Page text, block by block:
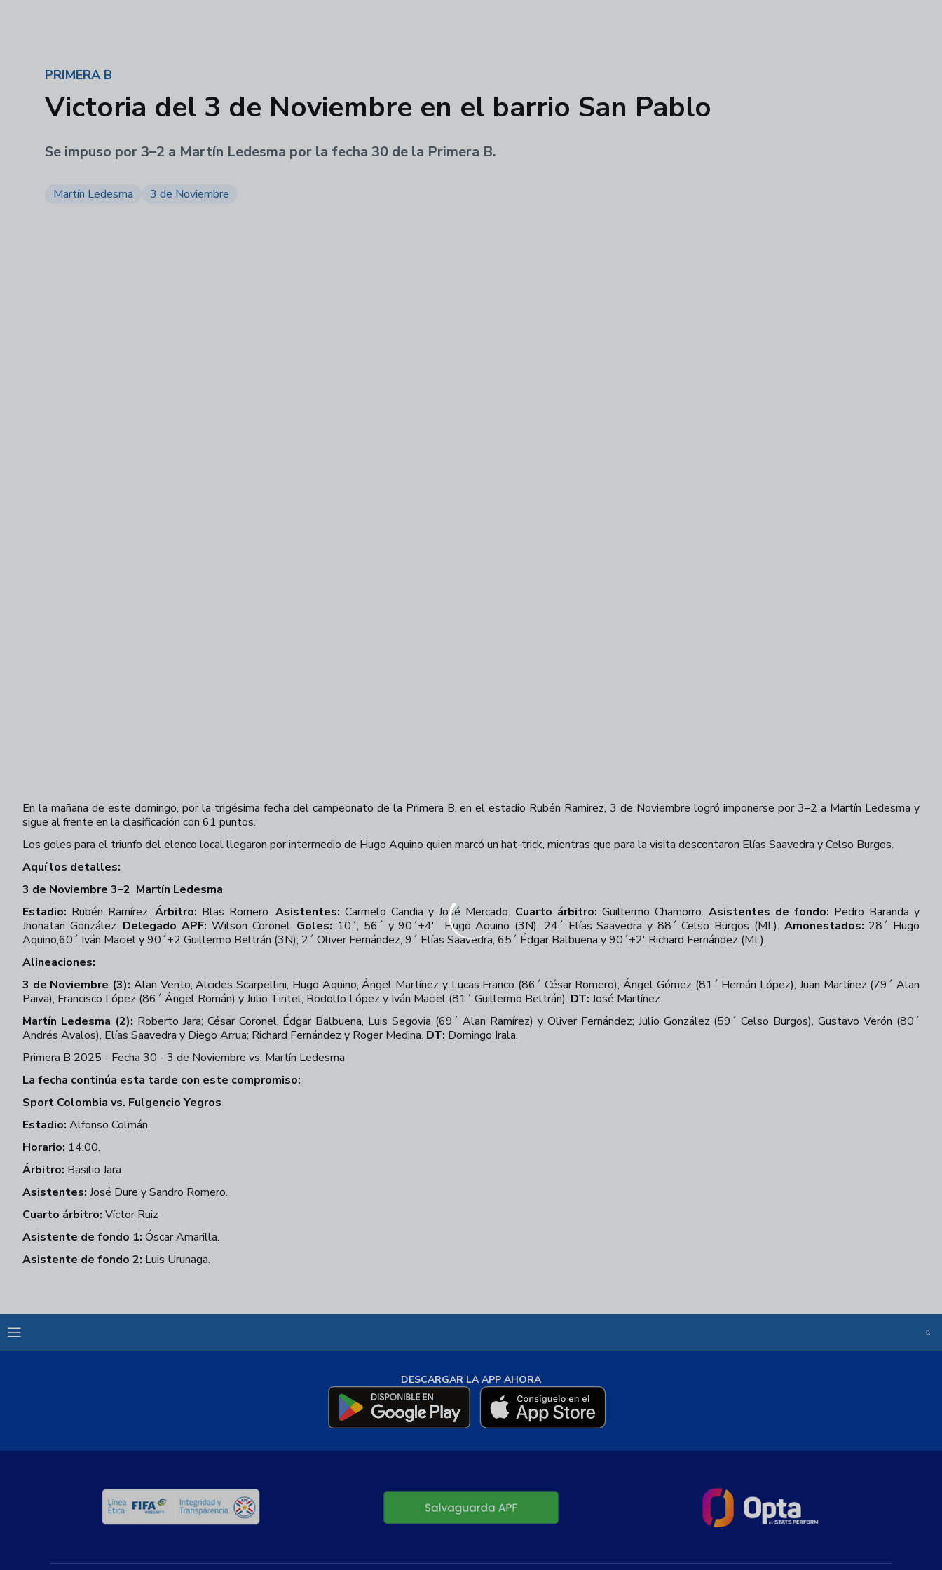
PRIMERA B
Victoria del 3 de Noviembre en el barrio San Pablo
Se impuso por 3–2 a Martín Ledesma por la fecha 30 de la Primera B.
Martín Ledesma 3 de Noviembre
En la mañana de este domingo, por la trigésima fecha del campeonato de la Primera B, en el estadio Rubén Ramirez, 3 de Noviembre logró imponerse por 3–2 a Martín Ledesma y
sigue al frente en la clasificación con 61 puntos.
Los goles para el triunfo del elenco local llegaron por intermedio de Hugo Aquino quien marcó un hat-trick, mientras que para la visita descontaron Elías Saavedra y Celso Burgos.
Aquí los detalles:
3 de Noviembre 3–2 Martín Ledesma
Estadio: Rubén Ramírez. Árbitro: Blas Romero. Asistentes: Carmelo Candia y José Mercado. Cuarto árbitro: Guillermo Chamorro. Asistentes de fondo: Pedro Baranda y
Jhonatan González. Delegado APF: Wilson Coronel. Goles: 10´, 56´ y 90´+4' Hugo Aquino (3N); 24´ Elías Saavedra y 88´ Celso Burgos (ML). Amonestados: 28´ Hugo
Aquino,60´ Iván Maciel y 90´+2 Guillermo Beltrán (3N); 2´ Oliver Fernández, 9´ Elías Saavedra, 65´ Édgar Balbuena y 90´+2' Richard Fernández (ML).
Alineaciones:
3 de Noviembre (3): Alan Vento; Alcides Scarpellini, Hugo Aquino, Ángel Martínez y Lucas Franco (86´ César Romero); Ángel Gómez (81´ Hernán López), Juan Martínez (79´ Alan
Paiva), Francisco López (86´ Ángel Román) y Julio Tintel; Rodolfo López y Iván Maciel (81´ Guillermo Beltrán). DT: José Martínez.
Martín Ledesma (2): Roberto Jara; César Coronel, Édgar Balbuena, Luis Segovia (69´ Alan Ramírez) y Oliver Fernández; Julio González (59´ Celso Burgos), Gustavo Verón (80´
Andrés Avalos), Elías Saavedra y Diego Arrua; Richard Fernández y Roger Medina. DT: Domingo Irala.
Primera B 2025 - Fecha 30 - 3 de Noviembre vs. Martín Ledesma
La fecha continúa esta tarde con este compromiso:
Sport Colombia vs. Fulgencio Yegros
Estadio: Alfonso Colmán.
Horario: 14:00.
Árbitro: Basilio Jara.
Asistentes: José Dure y Sandro Romero.
Cuarto árbitro: Víctor Ruiz
Asistente de fondo 1: Óscar Amarilla.
Asistente de fondo 2: Luis Urunaga.
DESCARGAR LA APP AHORA